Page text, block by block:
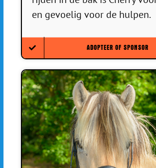
en gevoelig voor de hulpen.
ADOPTEER OF SPONSOR